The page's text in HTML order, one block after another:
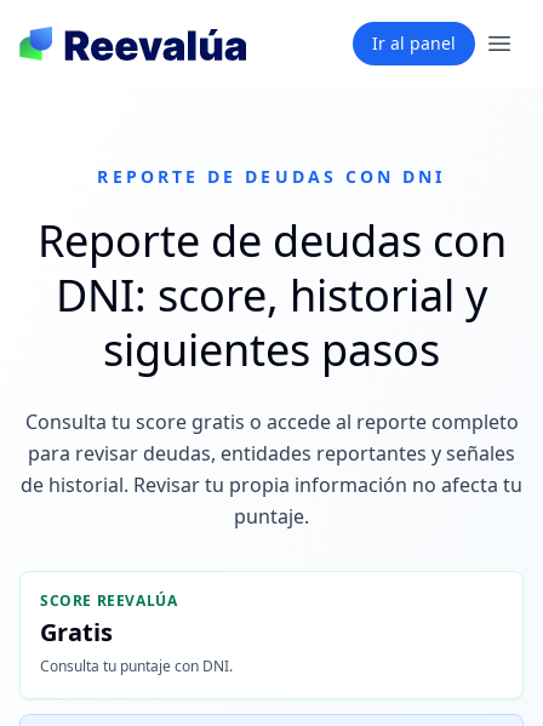
Ir al panel
REPORTE DE DEUDAS CON DNI
Reporte de deudas con
DNI: score, historial y
siguientes pasos
Consulta tu score gratis o accede al reporte completo
para revisar deudas, entidades reportantes y señales
de historial. Revisar tu propia información no afecta tu
puntaje.
SCORE REEVALÚA
Gratis
Consulta tu puntaje con DNI.